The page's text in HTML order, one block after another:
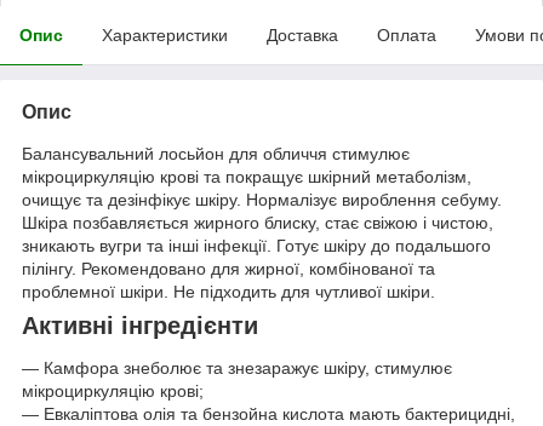
Опис Характеристики Доставка Оплата Умови
Опис
Балансувальний лосьйон для обличчя стимулює
мікроциркуляцію крові та покращує шкірний метаболізм,
очищує та дезінфікує шкіру. Нормалізує вироблення себуму.
Шкіра позбавляється жирного блиску, стає свіжою і чистою,
зникають вугри та інші інфекції. Готує шкіру до подальшого
пілінгу. Рекомендовано для жирної, комбінованої та
проблемної шкіри. Не підходить для чутливої шкіри.
Активні інгредієнти
— Камфора знеболює та знезаражує шкіру, стимулює
мікроциркуляцію крові;
— Евкаліптова олія та бензойна кислота мають бактерицидні,